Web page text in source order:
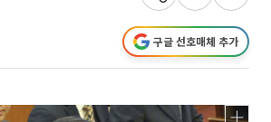
구글 선호매체 추가